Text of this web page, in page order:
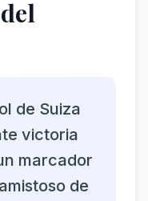
de Suiza
victoria
marcador
de